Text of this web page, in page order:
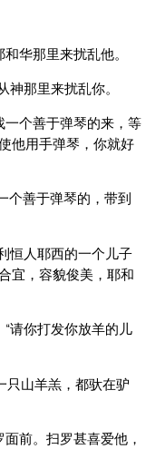
华那里来扰乱他。
那里来扰乱你。
个善于弹琴的来，等
他用手弹琴，你就好
个善于弹琴的，带到
恒人耶西的一个儿子
宜，容貌俊美，耶和
请你打发你放羊的儿
只山羊羔，都驮在驴
前。扫罗甚喜爱他，